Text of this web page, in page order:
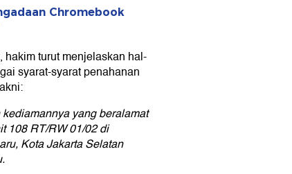
Chromebook
turut menjelaskan hal-
syarat-syarat penahanan
yang beralamat
108 RT/RW 01/02 di
Kota Jakarta Selatan